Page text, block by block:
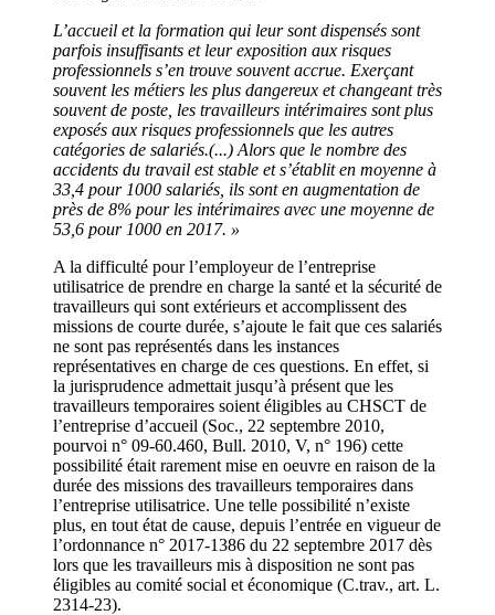
L’accueil et la formation qui leur sont dispensés sont
parfois insuffisants et leur exposition aux risques
professionnels s’en trouve souvent accrue. Exerçant
souvent les métiers les plus dangereux et changeant très
souvent de poste, les travailleurs intérimaires sont plus
exposés aux risques professionnels que les autres
catégories de salariés.(...) Alors que le nombre des
accidents du travail est stable et s’établit en moyenne à
33,4 pour 1000 salariés, ils sont en augmentation de
près de 8% pour les intérimaires avec une moyenne de
53,6 pour 1000 en 2017. »
A la difficulté pour l’employeur de l’entreprise
utilisatrice de prendre en charge la santé et la sécurité de
travailleurs qui sont extérieurs et accomplissent des
missions de courte durée, s’ajoute le fait que ces salariés
ne sont pas représentés dans les instances
représentatives en charge de ces questions. En effet, si
la jurisprudence admettait jusqu’à présent que les
travailleurs temporaires soient éligibles au CHSCT de
l’entreprise d’accueil (Soc., 22 septembre 2010,
pourvoi n° 09-60.460, Bull. 2010, V, n° 196) cette
possibilité était rarement mise en oeuvre en raison de la
durée des missions des travailleurs temporaires dans
l’entreprise utilisatrice. Une telle possibilité n’existe
plus, en tout état de cause, depuis l’entrée en vigueur de
l’ordonnance n° 2017-1386 du 22 septembre 2017 dès
lors que les travailleurs mis à disposition ne sont pas
éligibles au comité social et économique (C.trav., art. L.
2314-23).